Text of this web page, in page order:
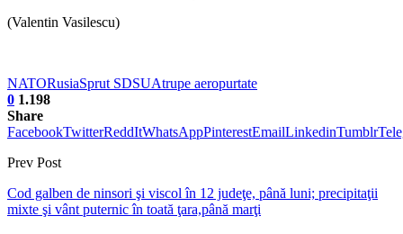
(Valentin Vasilescu)
NATORusiaSprut SDSUAtrupe aeropurtate
0 1.198
Share
FacebookTwitterReddItWhatsAppPinterestEmailLinkedinTumblr
Prev Post
Cod galben de ninsori şi viscol în 12 judeţe, până luni; precipitaţii
mixte şi vânt puternic în toată ţara,până marţi